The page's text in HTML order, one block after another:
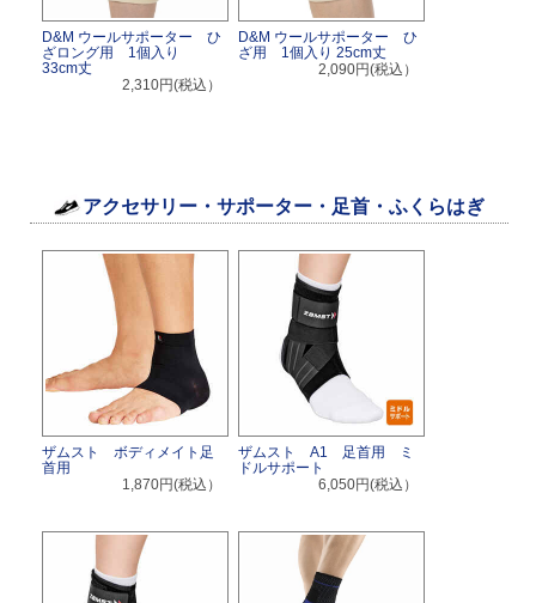
D&M ウールサポーター ひ
ざロング用 1個入り
33cm丈
2,310円(税込）
D&M ウールサポーター ひ
ざ用 1個入り 25cm丈
2,090円(税込）
アクセサリー・サポーター・足首・ふくらはぎ
ザムスト ボディメイト足
首用
1,870円(税込）
ザムスト A1 足首用 ミ
ドルサポート
6,050円(税込）